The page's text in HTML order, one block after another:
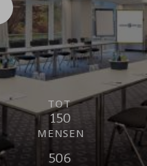
TOT
150
MENSEN
506